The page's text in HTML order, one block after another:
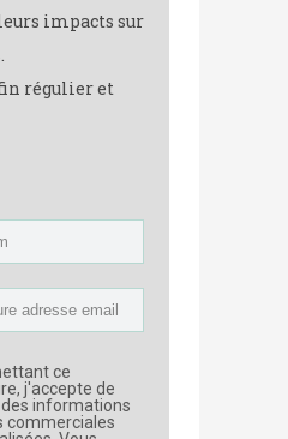
impacts sur
régulier et
ce
j'accepte de
informations
commerciales